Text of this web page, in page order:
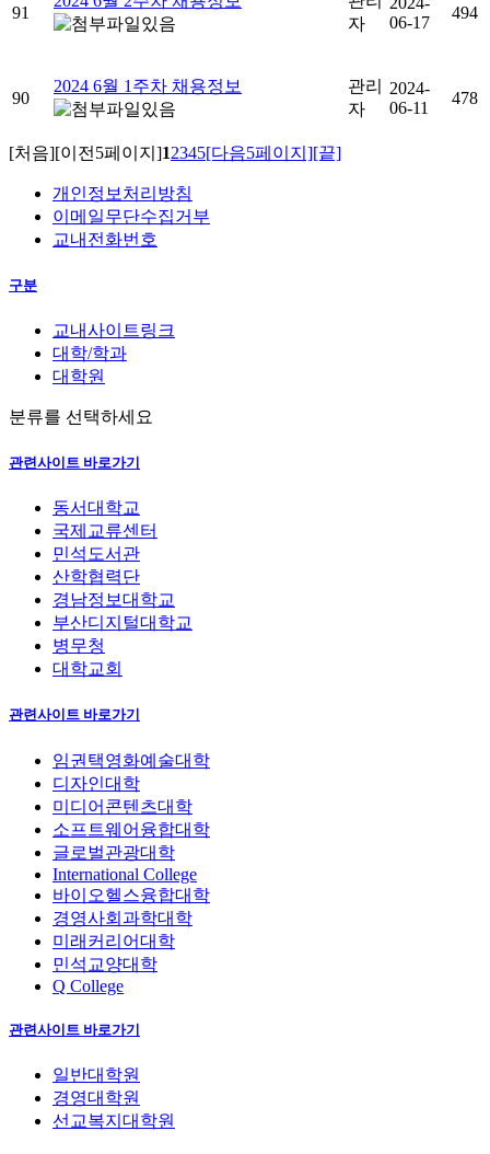
91
자
06-17
494
90
2024 6월 1주차 채용정보
관리
자
2024-
06-11
478
[처음][이전5페이지]12345[다음5페이지][끝]
개인정보처리방침
이메일무단수집거부
교내전화번호
구분
교내사이트링크
대학/학과
대학원
분류를 선택하세요
관련사이트 바로가기
동서대학교
국제교류센터
민석도서관
산학협력단
경남정보대학교
부산디지털대학교
병무청
대학교회
관련사이트 바로가기
임권택영화예술대학
디자인대학
미디어콘텐츠대학
소프트웨어융합대학
글로벌관광대학
International College
바이오헬스융합대학
경영사회과학대학
미래커리어대학
민석교양대학
Q College
관련사이트 바로가기
일반대학원
경영대학원
선교복지대학원